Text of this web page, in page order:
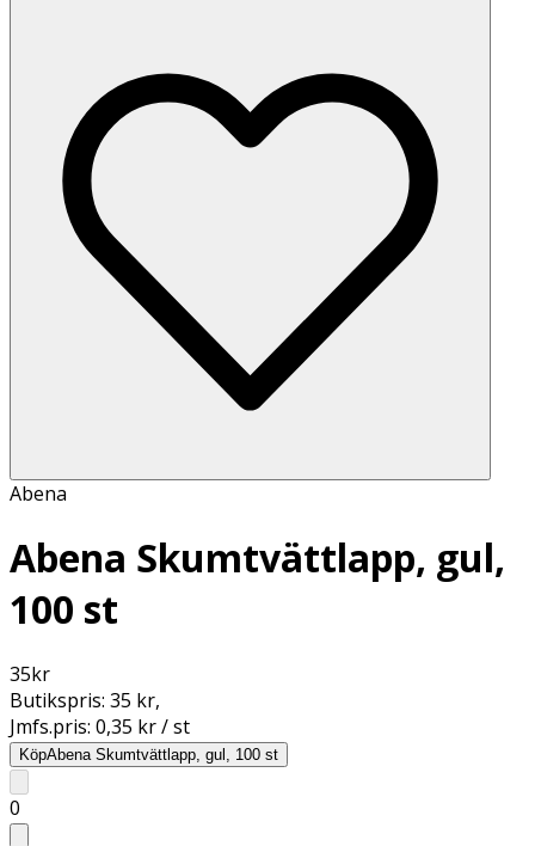
Abena
Abena Skumtvättlapp, gul,
100 st
35kr
Butikspris: 35 kr,
Jmfs.pris: 0,35 kr / st
KöpAbena Skumtvättlapp, gul, 100 st
0